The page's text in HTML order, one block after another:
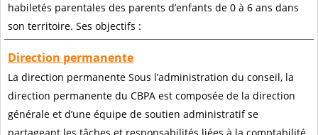
habiletés parentales des parents d’enfants de 0 à 6 ans dans
son territoire. Ses objectifs :
Direction permanente
La direction permanente Sous l’administration du conseil, la
direction permanente du CBPA est composée de la direction
générale et d’une équipe de soutien administratif se